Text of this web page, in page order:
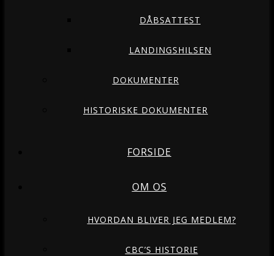
DÅBSATTEST
LANDINGSHILSEN
DOKUMENTER
HISTORISKE DOKUMENTER
FORSIDE
OM OS
HVORDAN BLIVER JEG MEDLEM?
CBC’S HISTORIE